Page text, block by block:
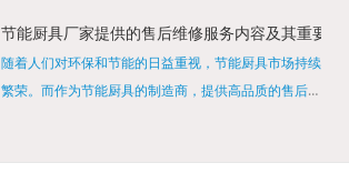
店用的就是商用的吗?还真别说，真被大家猜对了，这
节能厨具厂家提供的售后维修服务内容及其重要性
随着人们对环保和节能的日益重视，节能厨具市场持续
繁荣。而作为节能厨具的制造商，提供高品质的售后维